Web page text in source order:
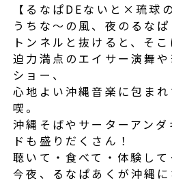
【るなぱDEないと×琉球
うちな～の風、夜のるなぱ
トンネルと抜けると、そ
迫力満点のエイサー演舞
ショー、
心地よい沖縄音楽に包ま
喫。
沖縄そばやサーターアン
ドも盛りだくさん！
聴いて・食べて・体験し
今夜、るなぱあくが沖縄に